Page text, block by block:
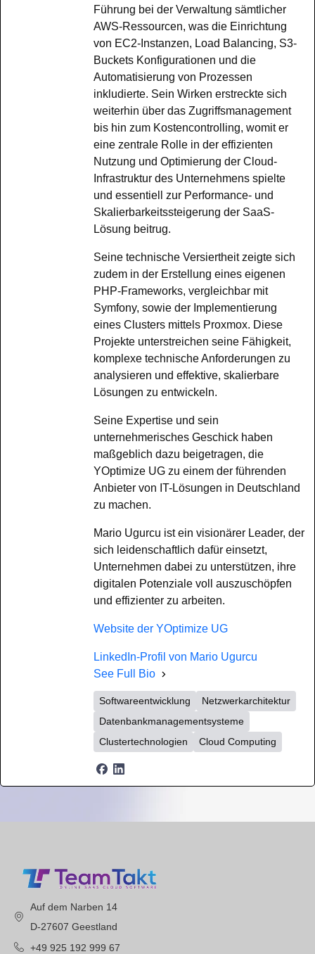
Führung bei der Verwaltung sämtlicher
AWS-Ressourcen, was die Einrichtung
von EC2-Instanzen, Load Balancing, S3-
Buckets Konfigurationen und die
Automatisierung von Prozessen
inkludierte. Sein Wirken erstreckte sich
weiterhin über das Zugriffsmanagement
bis hin zum Kostencontrolling, womit er
eine zentrale Rolle in der effizienten
Nutzung und Optimierung der Cloud-
Infrastruktur des Unternehmens spielte
und essentiell zur Performance- und
Skalierbarkeitssteigerung der SaaS-
Lösung beitrug.
Seine technische Versiertheit zeigte sich
zudem in der Erstellung eines eigenen
PHP-Frameworks, vergleichbar mit
Symfony, sowie der Implementierung
eines Clusters mittels Proxmox. Diese
Projekte unterstreichen seine Fähigkeit,
komplexe technische Anforderungen zu
analysieren und effektive, skalierbare
Lösungen zu entwickeln.
Seine Expertise und sein
unternehmerisches Geschick haben
maßgeblich dazu beigetragen, die
YOptimize UG zu einem der führenden
Anbieter von IT-Lösungen in Deutschland
zu machen.
Mario Ugurcu ist ein visionärer Leader, der
sich leidenschaftlich dafür einsetzt,
Unternehmen dabei zu unterstützen, ihre
digitalen Potenziale voll auszuschöpfen
und effizienter zu arbeiten.
Website der YOptimize UG
LinkedIn-Profil von Mario Ugurcu
See Full Bio
Softwareentwicklung
Netzwerkarchitektur
Datenbankmanagementsysteme
Clustertechnologien
Cloud Computing
Auf dem Narben 14
D-27607 Geestland
+49 925 192 999 67